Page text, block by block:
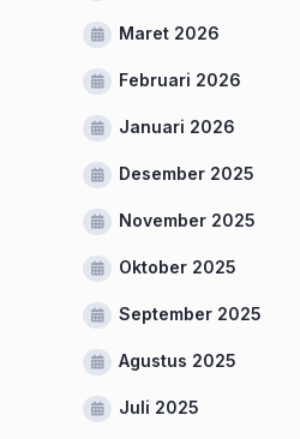
Maret 2026
Februari 2026
Januari 2026
Desember 2025
November 2025
Oktober 2025
September 2025
Agustus 2025
Juli 2025